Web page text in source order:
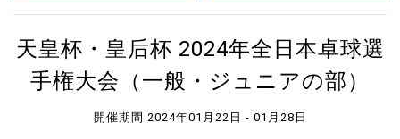
天皇杯・皇后杯 2024年全日本卓球選
手権大会（一般・ジュニアの部）
開催期間 2024年01月22日 - 01月28日